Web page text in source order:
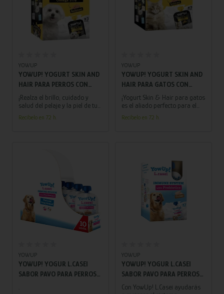
YOWUP
YOWUP! YOGURT SKIN AND
HAIR PARA PERROS CON
SALMON PACK 3 UDS 115 GR
¡Realza el brillo, cuidado y
salud del pelaje y la piel de tu
perro, proporcionando
firmeza y elasticidad, con este
Recíbelo en 72 h.
YOWUP
YOWUP! YOGURT SKIN AND
HAIR PARA GATOS CON
SALMON PACK 3 UDS 85 GR
¡Yogurt Skin & Hair para gatos
es el aliado perfecto para el
bienestar de tu gato! Realza el
brillo y la vitalidad del pelaje y
Recíbelo en 72 h.
YOWUP
YOWUP! YOGUR L.CASEI
SABOR PAVO PARA PERROS
YOWUP
YOWUP! YOGUR L.CASEI
SABOR PAVO PARA PERROS
3X115 GR
Con YowUp! L.Casei ayudarás